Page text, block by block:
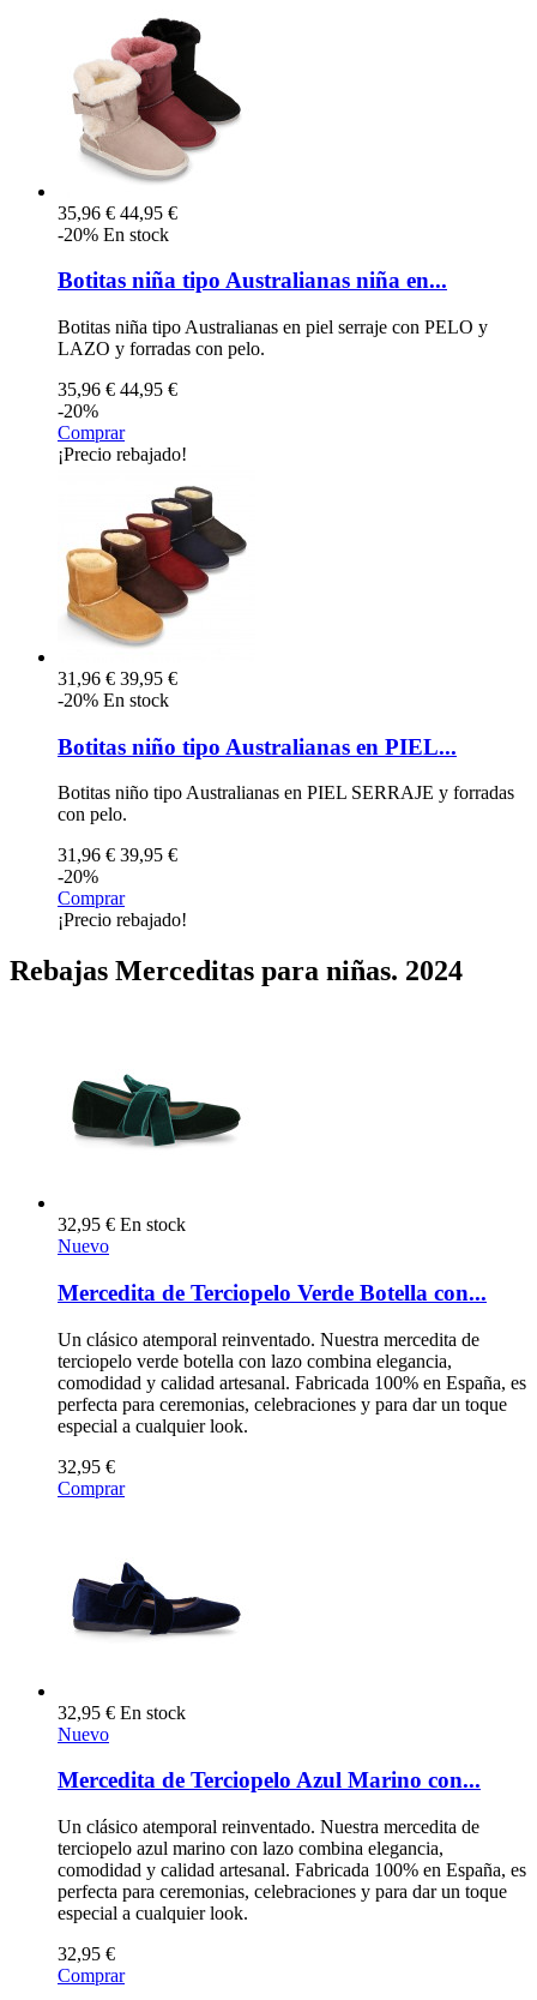
35,96 € 44,95 €
-20% En stock
Botitas niña tipo Australianas niña en...
Botitas niña tipo Australianas en piel serraje con PELO y
LAZO y forradas con pelo.
35,96 € 44,95 €
-20%
Comprar
¡Precio rebajado!
31,96 € 39,95 €
-20% En stock
Botitas niño tipo Australianas en PIEL...
Botitas niño tipo Australianas en PIEL SERRAJE y forradas
con pelo.
31,96 € 39,95 €
-20%
Comprar
¡Precio rebajado!
Rebajas Merceditas para niñas. 2024
32,95 € En stock
Nuevo
Mercedita de Terciopelo Verde Botella con...
Un clásico atemporal reinventado. Nuestra mercedita de
terciopelo verde botella con lazo combina elegancia,
comodidad y calidad artesanal. Fabricada 100% en España, es
perfecta para ceremonias, celebraciones y para dar un toque
especial a cualquier look.
32,95 €
Comprar
32,95 € En stock
Nuevo
Mercedita de Terciopelo Azul Marino con...
Un clásico atemporal reinventado. Nuestra mercedita de
terciopelo azul marino con lazo combina elegancia,
comodidad y calidad artesanal. Fabricada 100% en España, es
perfecta para ceremonias, celebraciones y para dar un toque
especial a cualquier look.
32,95 €
Comprar